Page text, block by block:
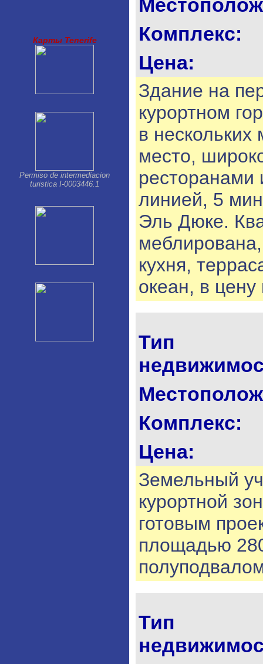
Playa San Juan
Puerto de la Cruz
Карты Tenerife
Permiso de intermediacion
turistica I-0003446.1
Комплекс:
Цена:
Здание на
курортном
в
место,
ресторанами
линией, 5
Эль Дюке.
кухня,
океан, в
Тип
Комплекс:
Цена:
Земельный
курортной
готовым
площадью
Тип